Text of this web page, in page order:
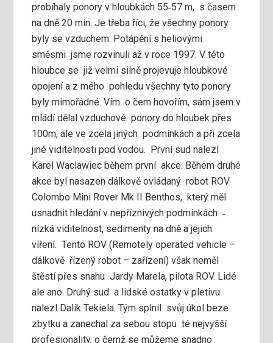
probíhaly ponory v hloubkách 55˗57 m, s časem
na dně 20 min. Je třeba říci, že všechny ponory
byly se vzduchem. Potápění s heliovými
směsmi jsme rozvinuli až v roce 1997. V této
hloubce se již velmi silně projevuje hloubkové
opojení a z mého pohledu všechny tyto ponory
byly mimořádné. Vím o čem hovořím, sám jsem v
mládí dělal vzduchové ponory do hloubek přes
100m, ale ve zcela jiných podmínkách a při zcela
jiné viditelnosti pod vodou. První sud nalezl
Karel Waclawiec během první akce. Během druhé
akce byl nasazen dálkově ovládaný robot ROV
Colombo Mini Rover Mk II Benthos, který měl
usnadnit hledání v nepříznivých podmínkách ˗
nízká viditelnost, sedimenty na dně a jejich
víření. Tento ROV (Remotely operated vehicle –
dálkově řízený robot – zařízení) však neměl
štěstí přes snahu Jardy Marela, pilota ROV. Lidé
ale ano. Druhý sud a lidské ostatky v pletivu
nalezl Dalík Tekiela. Tým splnil svůj úkol beze
zbytku a zanechal za sebou stopu té nejvyšší
profesionality, o čemž se můžeme snadno